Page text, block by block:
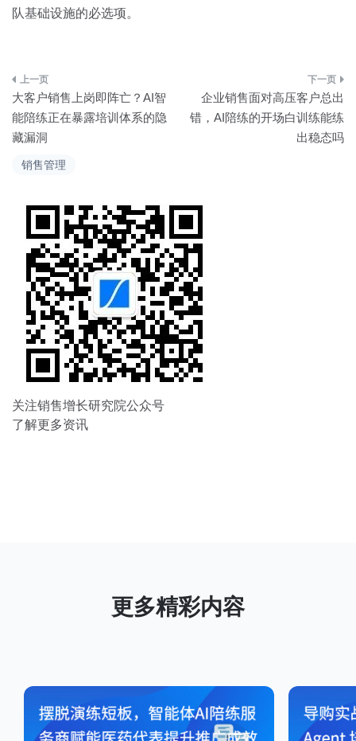
销售管理
队基础设施的必选项。
文
章
导
大客户销售上岗即阵亡？AI智
能陪练正在暴露培训体系的隐
藏漏洞
企业销售面对高压客户总出
错，AI陪练的开场白训练能练
出稳态吗
关注销售增长研究院公众号
了解更多资讯